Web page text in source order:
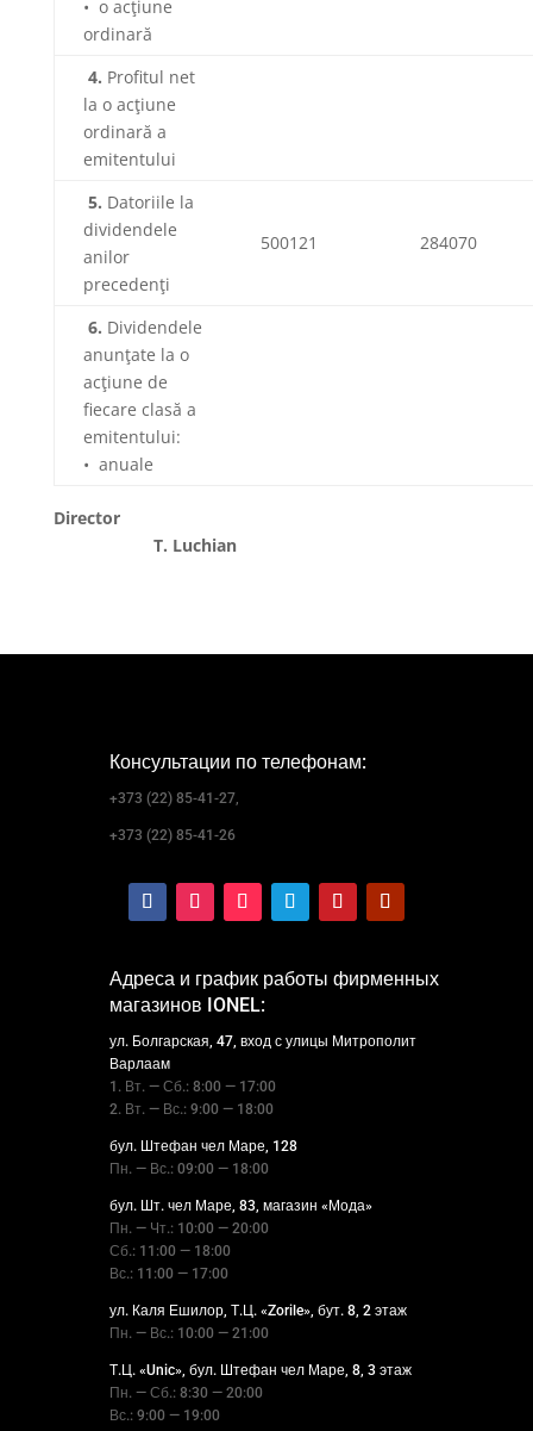
• o acţiune
ordinară
4. Profitul net
la o acţiune
ordinară a
emitentului
5. Datoriile la
dividendele
anilor
precedenţi
500121 284070
6. Dividendele
anunţate la o
acţiune de
fiecare clasă a
emitentului:
• anuale
Director
T. Luchian
Консультации по телефонам:
+373 (22) 85-41-27,
+373 (22) 85-41-26
Адреса и график работы фирменных
магазинов IONEL:
ул. Болгарская, 47, вход с улицы Митрополит
Варлаам
1. Вт. — Сб.: 8:00 — 17:00
2. Вт. — Вс.: 9:00 — 18:00
бул. Штефан чел Маре, 128
Пн. — Вс.: 09:00 — 18:00
бул. Шт. чел Маре, 83, магазин «Мода»
Пн. — Чт.: 10:00 — 20:00
Сб.: 11:00 — 18:00
Вс.: 11:00 — 17:00
ул. Каля Ешилор, Т.Ц. «Zorile», бут. 8, 2 этаж
Пн. — Вс.: 10:00 — 21:00
Т.Ц. «Unic», бул. Штефан чел Маре, 8, 3 этаж
Пн. — Сб.: 8:30 — 20:00
Вс.: 9:00 — 19:00